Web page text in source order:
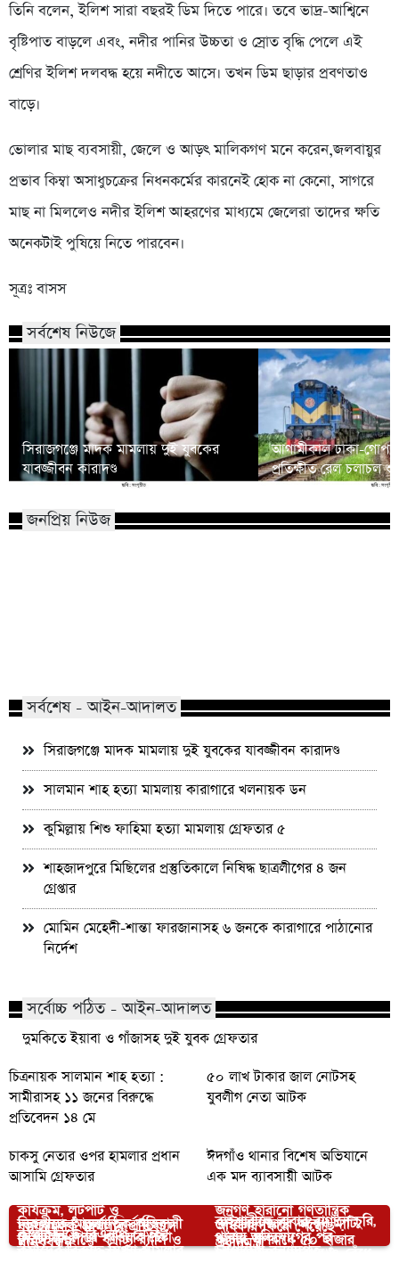
তিনি বলেন, ইলিশ সারা বছরই ডিম দিতে পারে। তবে ভাদ্র-আশ্বিনে
বৃষ্টিপাত বাড়লে এবং, নদীর পানির উচ্চতা ও স্রোত বৃদ্ধি পেলে এই
শ্রেণির ইলিশ দলবদ্ধ হয়ে নদীতে আসে। তখন ডিম ছাড়ার প্রবণতাও
বাড়ে।
ভোলার মাছ ব্যবসায়ী, জেলে ও আড়ৎ মালিকগণ মনে করেন,জলবায়ুর
প্রভাব কিম্বা অসাধুচক্রের নিধনকর্মের কারনেই হোক না কেনো, সাগরে
মাছ না মিললেও নদীর ইলিশ আহরণের মাধ্যমে জেলেরা তাদের ক্ষতি
অনেকটাই পুষিয়ে নিতে পারবেন।
সূত্রঃ বাসস
সর্বশেষ নিউজে
সিরাজগঞ্জে মাদক মামলায় দুই যুবকের
যাবজ্জীবন কারাদণ্ড
আগামীকাল ঢাকা-
প্রতিক্ষীত রেল চলাচল
জনপ্রিয় নিউজ
সর্বশেষ - আইন-আদালত
সিরাজগঞ্জে মাদক মামলায় দুই যুবকের যাবজ্জীবন কারাদণ্ড
সালমান শাহ হত্যা মামলায় কারাগারে খলনায়ক ডন
কুমিল্লায় শিশু ফাহিমা হত্যা মামলায় গ্রেফতার ৫
শাহজাদপুরে মিছিলের প্রস্তুতিকালে নিষিদ্ধ ছাত্রলীগের ৪ জন
গ্রেপ্তার
মোমিন মেহেদী-শান্তা ফারজানাসহ ৬ জনকে কারাগারে পাঠানোর
নির্দেশ
সর্বোচ্চ পঠিত - আইন-আদালত
দুমকিতে ইয়াবা ও গাঁজাসহ দুই যুবক গ্রেফতার
চিত্রনায়ক সালমান শাহ হত্যা :
সামীরাসহ ১১ জনের বিরুদ্ধে
প্রতিবেদন ১৪ মে
৫০ লাখ টাকার জাল নোটসহ
যুবলীগ নেতা আটক
চাকসু নেতার ওপর হামলার প্রধান
আসামি গ্রেফতার
ঈদগাঁও থানার বিশেষ অভিযানে
এক মদ ব্যাবসায়ী আটক
আপনার জন্য নির্বাচিত
কার্যক্রম, লুটপাট ও
ষড়যন্ত্রমূলক মামলার প্রতিবাদে
মানববন্ধন
জনগণ হারানো গণতান্ত্রিক
অধিকার ফিরে পেয়েছে :
প্রধানমন্ত্রী
নিকলীতে আন্তর্জাতিক অভিবাসী
দিবস উপলক্ষে বর্ণাঢ্য র‍্যালি ও
আলোচনা সভা
দোয়ারাবাজারে অবৈধ মাটি
কাটার অপরাধে ৫০ হাজার
টাকা জরিমানা
দেশটাকে গিলে খাওয়ার চেষ্টা
চলছে- ঠাকুরগাঁওয়ে মির্জা
বাইশারীতে রাবার বাগানে চুরি,
থানায় অভিযোগের পর
পাহারাদারকে মারধর ও বেঁধে
কালকিনিতে বিএনপি নেতা-
কর্মীদের বিরুদ্ধে মিথ্যা মামলার
চট্টগ্রামের বন্যাদুর্গত ৩